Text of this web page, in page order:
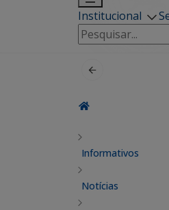
Institucional
Pesquisar
por:
Informativos
Notícias